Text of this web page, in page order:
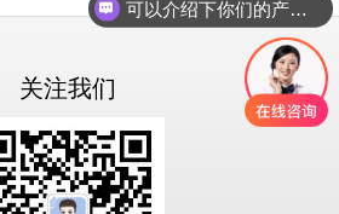
关注我们
可以介绍下你们的产品么？